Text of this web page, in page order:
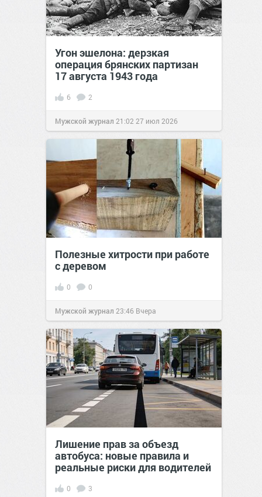
Угон эшелона: дерзкая
операция брянских партизан
17 августа 1943 года
6 2
Мужской журнал 21:02 27 июл 2026
Полезные хитрости при работе
с деревом
0 0
Мужской журнал 23:46 Вчера
Лишение прав за объезд
автобуса: новые правила и
реальные риски для водителей
0 3